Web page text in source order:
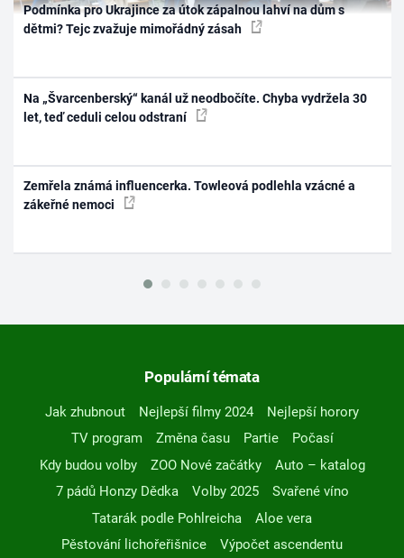
Podmínka pro Ukrajince za útok zápalnou lahví na dům s
dětmi? Tejc zvažuje mimořádný zásah
Na „Švarcenberský“ kanál už neodbočíte. Chyba vydržela 30
let, teď ceduli celou odstraní
Zemřela známá influencerka. Towleová podlehla vzácné a
zákeřné nemoci
Populární témata
Jak zhubnout Nejlepší filmy 2024
Nejlepší horory
TV program
Změna času Partie
Počasí
Kdy budou volby
ZOO Nové začátky
Auto – katalog
7 pádů Honzy Dědka
Volby 2025
Svařené víno
Tatarák podle Pohlreicha
Aloe vera
Pěstování lichořeřišnice
Výpočet ascendentu